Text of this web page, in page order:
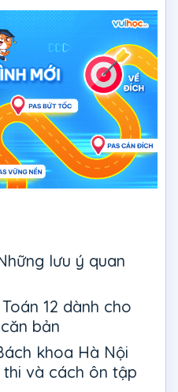
lưu ý quan
12 dành cho
bản
khoa Hà Nội
thi và cách ôn tập